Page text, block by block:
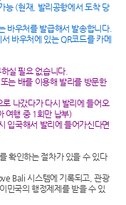
능 (현재, 발리공항에서 도착 당
바우처를 발급해서 발송합니다.
바우처에 있는 QR코드를 카메
실 필요 없습니다.
는 배를 이용해 발리를 방문한
나갔다가 다시 발리에 들어오
여행 중 1회만 납부)
입국해서 발리에 들어가신다면
확인하는 절차가 있을 수 있다
Bali 시스템에 기록되고, 관광
민국의 행정제제를 받을 수 있